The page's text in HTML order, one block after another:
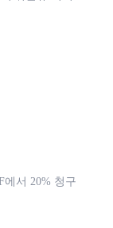
에서 20% 청구